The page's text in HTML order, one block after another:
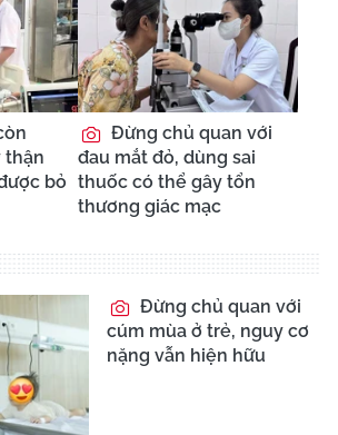
thận
bỏ
Đừng chủ quan với
đau mắt đỏ, dùng sai
thuốc có thể gây tổn
thương giác mạc
Đừng chủ quan với
cúm mùa ở trẻ, nguy cơ
nặng vẫn hiện hữu